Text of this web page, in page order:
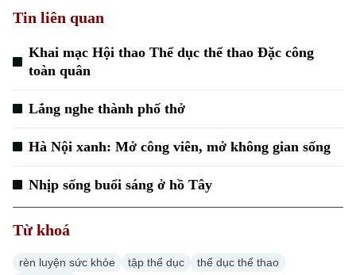
Chuyên mục
Thời sự
Hà Nội
Chính trị
Hà Nội
Tin liên quan
Khai mạc Hội thao Thể dục thể thao Đặc công
toàn quân
Lắng nghe thành phố thở
Hà Nội xanh: Mở công viên, mở không gian sống
Nhịp sống buổi sáng ở hồ Tây
Từ khoá
rèn luyện sức khỏe tập thể dục
thể dục thể thao